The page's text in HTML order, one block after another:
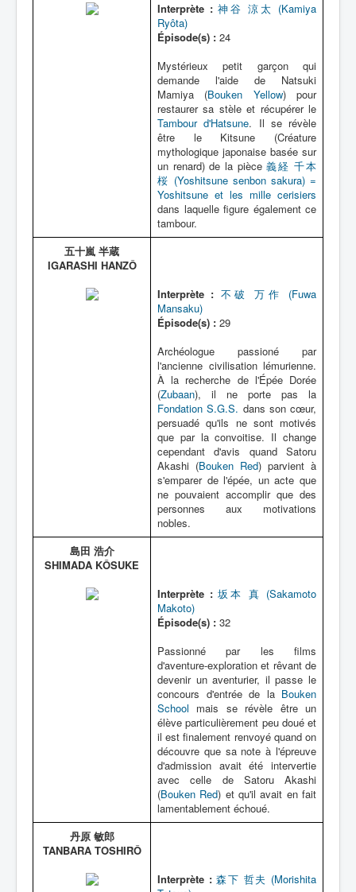
Interprète : 神谷 涼太 (Kamiya
Ryôta)
Épisode(s) : 24
Mystérieux petit garçon qui
demande l'aide de Natsuki
Mamiya (Bouken Yellow) pour
restaurer sa stèle et récupérer le
Tambour d'Hatsune. Il se révèle
être le Kitsune (Créature
mythologique japonaise basée sur
un renard) de la pièce義経 千本
桜 (Yoshitsune senbon sakura) =
Yoshitsune et les mille cerisiers
dans laquelle figure également ce
tambour.
五十嵐 半蔵
IGARASHI HANZÔ
Interprète : 不破 万作 (Fuwa
Mansaku)
Épisode(s) : 29
Archéologue passioné par
l'ancienne civilisation lémurienne.
À la recherche de l'Épée Dorée
(Zubaan), il ne porte pas la
Fondation S.G.S. dans son cœur,
persuadé qu'ils ne sont motivés
que par la convoitise. Il change
cependant d'avis quand Satoru
Akashi (Bouken Red) parvient à
s'emparer de l'épée, un acte que
ne pouvaient accomplir que des
personnes aux motivations
nobles.
島田 浩介
SHIMADA KÔSUKE
Interprète : 坂本 真 (Sakamoto
Makoto)
Épisode(s) : 32
Passionné par les films
d'aventure-exploration et rêvant de
devenir un aventurier, il passe le
concours d'entrée de la Bouken
School mais se révèle être un
élève particulièrement peu doué et
il est finalement renvoyé quand on
découvre que sa note à l'épreuve
d'admission avait été intervertie
avec celle de Satoru Akashi
(Bouken Red) et qu'il avait en fait
lamentablement échoué.
丹原 敏郎
TANBARA TOSHIRÔ
Interprète : 森下 哲夫 (Morishita